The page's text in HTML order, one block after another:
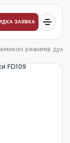
ЗАЯВКА
режимів